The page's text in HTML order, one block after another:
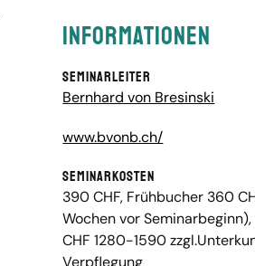
Informationen
Seminarleiter
Bernhard von Bresinski
www.bvonb.ch/
Seminarkosten
390 CHF, Frühbucher 360
Wochen vor
CHF 1280-1590
Verpflegung